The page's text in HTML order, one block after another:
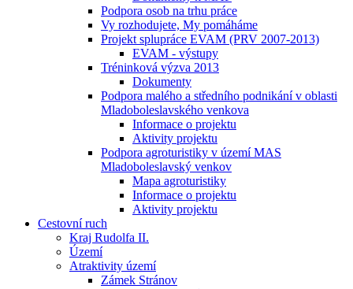
Podpora osob na trhu práce
Vy rozhodujete, My pomáháme
Projekt splupráce EVAM (PRV 2007-2013)
EVAM - výstupy
Tréninková výzva 2013
Dokumenty
Podpora malého a středního podnikání v oblasti
Mladoboleslavského venkova
Informace o projektu
Aktivity projektu
Podpora agroturistiky v území MAS
Mladoboleslavský venkov
Mapa agroturistiky
Informace o projektu
Aktivity projektu
Cestovní ruch
Kraj Rudolfa II.
Území
Atraktivity území
Zámek Stránov